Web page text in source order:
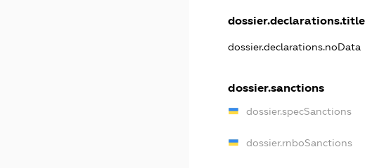
dossier.declarations.title
dossier.declarations.noData
dossier.sanctions
dossier.specSanctions
dossier.rnboSanctions